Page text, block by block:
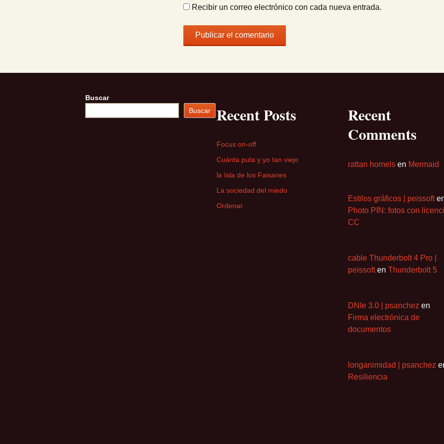
Recibir un correo electrónico con cada nueva entrada.
Buscar
Buscar
Recent Posts
Focus on-off
Cuánta puta y yo tan viejo
la Isla de los Faisanes
La sociedad del miedo
Ordenar
Recent
Comments
rattan homels en Mermaid
Estilos gráficos | peissoft
Photo PIN: fotos con
CC
cable Thunderbolt 4 Pro |
peissoften Thunderbolt 5
DNIe 3.0 | psanchez en
Firma electrónica de
documentos
longanimidad | psanchez
Resiliencia